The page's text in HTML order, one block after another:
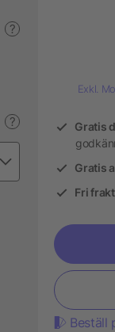
?
?
Exkl.
Gratis
Gratis
Fri frakt
Beställ